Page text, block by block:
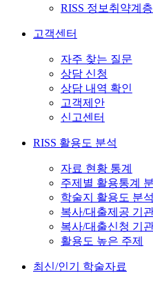
RISS 정보취약계
고객센터
자주 찾는 질문
상담 신청
상담 내역 확인
고객제안
신고센터
RISS 활용도 분석
자료 현황 통계
주제별 활용통계
학술지 활용도 분석
복사/대출제공 기
복사/대출신청 기
활용도 높은 주제
최신/인기 학술자료